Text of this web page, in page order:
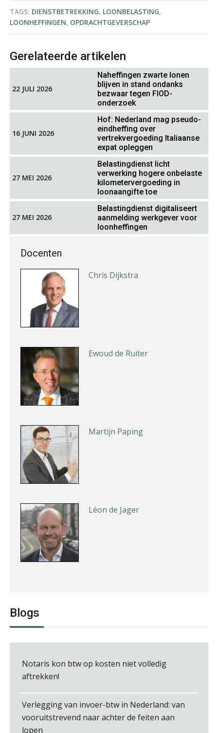
TAGS: DIENSTBETREKKING, LOONBELASTING,
LOONHEFFINGEN, OPDRACHTGEVERSCHAP
Gerelateerde artikelen
22 JULI 2026
Naheffingen zwarte lonen
blijven in stand ondanks
bezwaar tegen FIOD-
onderzoek
16 JUNI 2026
Hof: Nederland mag pseudo-
eindheffing over
vertrekvergoeding Italiaanse
expat opleggen
27 MEI 2026
Belastingdienst licht
verwerking hogere onbelaste
kilometervergoeding in
loonaangifte toe
27 MEI 2026
Belastingdienst digitaliseert
aanmelding werkgever voor
loonheffingen
Docenten
Hans Geuns
Hanneke Kroonenberg
Chris Dijkstra
Ewoud de Ruiter
Martijn Paping
Léon de Jager
Kirsten Roskam
Blogs
Notaris kon btw op kosten niet volledig
aftrekken!
Verlegging van invoer-btw in Nederland: van
vooruitstrevend naar achter de feiten aan
lopen